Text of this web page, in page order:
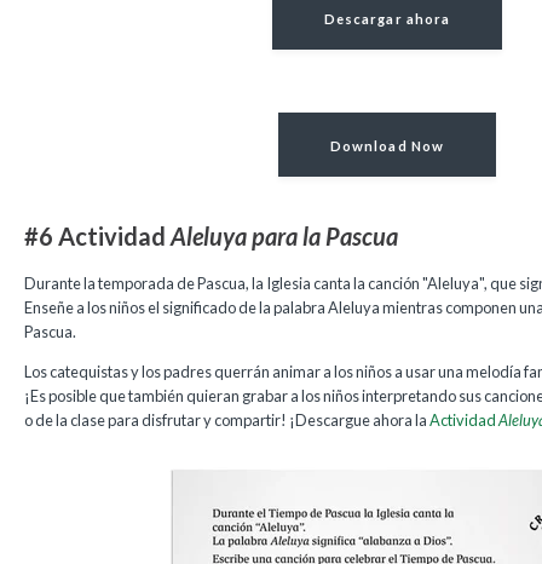
Descargar ahora
Download Now
#6 Actividad Aleluya para la Pascua
Durante la temporada de Pascua, la Iglesia canta la canción "Aleluya", que
Enseñe a los niños el significado de la palabra Aleluya mientras componen
Pascua.
Los catequistas y los padres querrán animar a los niños a usar una melodía
¡Es posible que también quieran grabar a los niños interpretando sus
o de la clase para disfrutar y compartir! ¡Descargue ahora laActividad